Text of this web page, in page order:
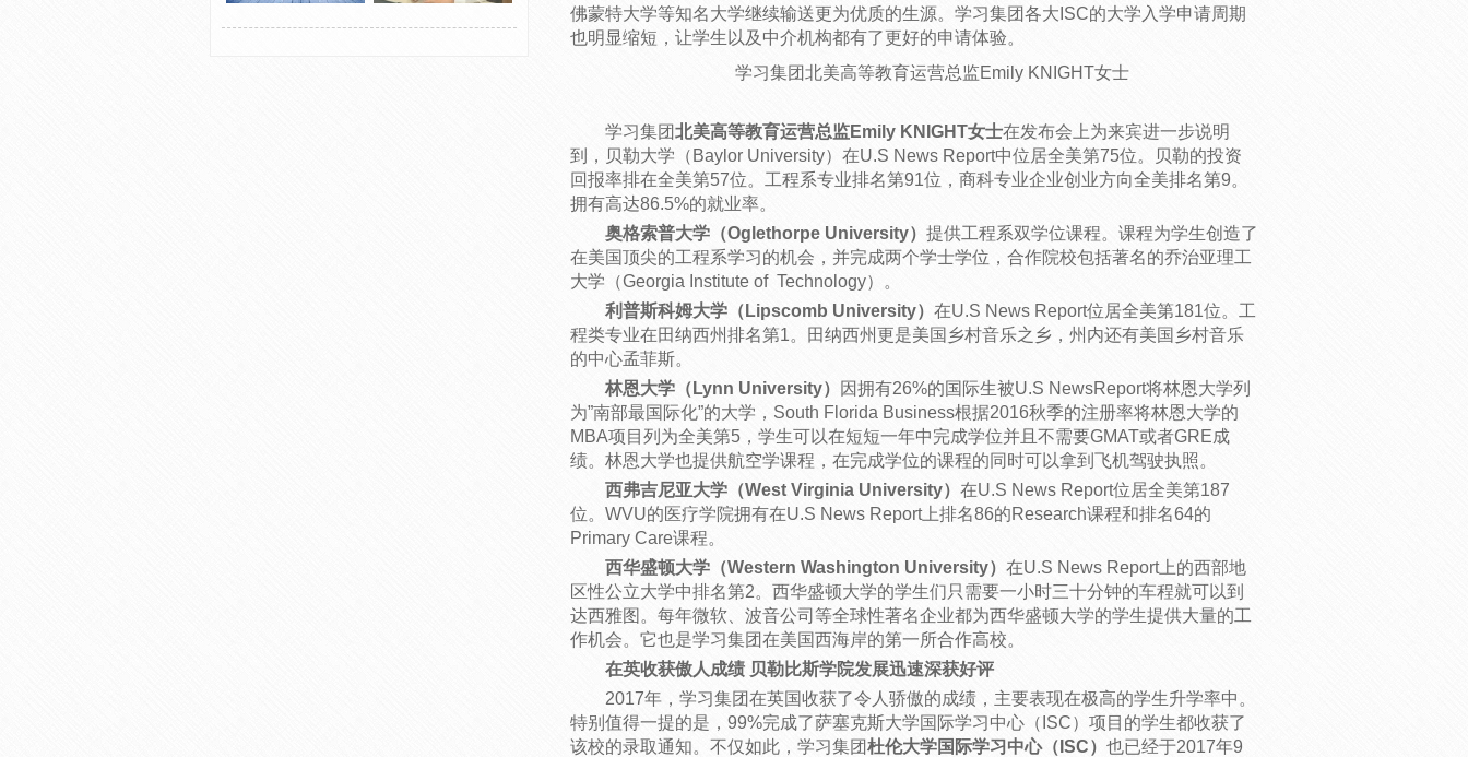
佛蒙特大学等知名大学继续输送更为优质的生源。学习集团各大ISC的大学入学申请周期
也明显缩短，让学生以及中介机构都有了更好的申请体验。
学习集团北美高等教育运营总监Emily KNIGHT女士
学习集团北美高等教育运营总监Emily KNIGHT女士在发布会上为来宾进一步说明
到，贝勒大学（Baylor University）在U.S News Report中位居全美第75位。贝勒的投资
回报率排在全美第57位。工程系专业排名第91位，商科专业企业创业方向全美排名第9。
拥有高达86.5%的就业率。
奥格索普大学（Oglethorpe University） 提供工程系双学位课程。课程为学生创造了
在美国顶尖的工程系学习的机会，并完成两个学士学位，合作院校包括著名的乔治亚理工
大学（Georgia Institute of Technology）。
利普斯科姆大学（Lipscomb University） 在U.S News Report位居全美第181位。工
程类专业在田纳西州排名第1。田纳西州更是美国乡村音乐之乡，州内还有美国乡村音乐
的中心孟菲斯。
林恩大学（Lynn University）
因拥有26%的国际生被U.S NewsReport将林恩大学列
为”南部最国际化”的大学，South Florida Business根据2016秋季的注册率将林恩大学的
MBA项目列为全美第5，学生可以在短短一年中完成学位并且不需要GMAT或者GRE成
绩。林恩大学也提供航空学课程，在完成学位的课程的同时可以拿到飞机驾驶执照。
西弗吉尼亚大学（West Virginia University） 在U.S News Report位居全美第187
位。WVU的医疗学院拥有在U.S News Report上排名86的Research课程和排名64的
Primary Care课程。
西华盛顿大学（Western Washington University） 在U.S News Report上的西部地
区性公立大学中排名第2。西华盛顿大学的学生们只需要一小时三十分钟的车程就可以到
达西雅图。每年微软、波音公司等全球性著名企业都为西华盛顿大学的学生提供大量的工
作机会。它也是学习集团在美国西海岸的第一所合作高校。
在英收获傲人成绩 贝勒比斯学院发展迅速深获好评
2017年，学习集团在英国收获了令人骄傲的成绩，主要表现在极高的学生升学率中。
特别值得一提的是，99%完成了萨塞克斯大学国际学习中心（ISC）项目的学生都收获了
该校的录取通知。不仅如此，学习集团杜伦大学国际学习中心（ISC） 也已经于2017年9